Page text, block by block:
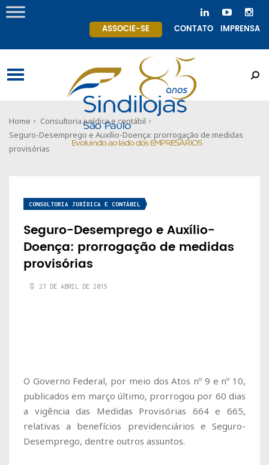
ASSOCIE-SE CONTATO IMPRENSA
Home
Consultoria jurídica e contábil
Seguro-Desemprego e Auxílio-Doença: prorrogação de medidas
provisórias
CONSULTORIA JURÍDICA E CONTÁBIL
Seguro-Desemprego e Auxílio-
Doença: prorrogação de medidas
provisórias
27 DE ABRIL DE 2015
O Governo Federal, por meio dos Atos nº 9 e nº 10,
publicados em março último, prorrogou por 60 dias
a vigência das Medidas Provisórias 664 e 665,
relativas a benefícios previdenciários e Seguro-
Desemprego, dentre outros assuntos.